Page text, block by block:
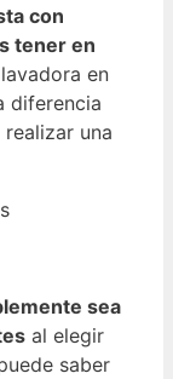
con
tener en
en
diferencia
una
sea
al elegir
saber